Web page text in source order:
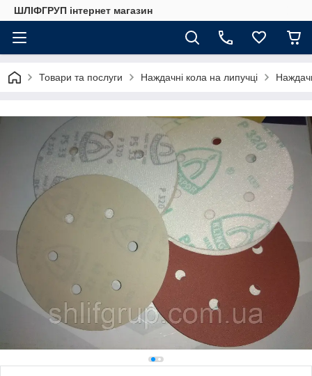
ШЛІФГРУП інтернет магазин
Товари та послуги Наждачні кола на липучці